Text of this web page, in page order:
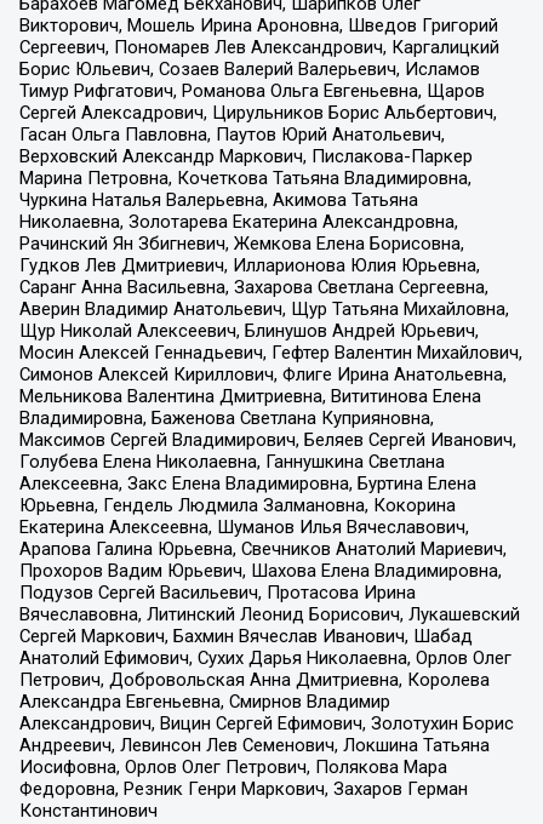
Викторович, Мошель Ирина Ароновна, Шведов Григорий
Сергеевич, Пономарев Лев Александрович, Каргалицкий
Борис Юльевич, Созаев Валерий Валерьевич, Исламов
Тимур Рифгатович, Романова Ольга Евгеньевна, Щаров
Сергей Алексадрович, Цирульников Борис Альбертович,
Гасан Ольга Павловна, Паутов Юрий Анатольевич,
Верховский Александр Маркович, Пислакова-Паркер
Марина Петровна, Кочеткова Татьяна Владимировна,
Чуркина Наталья Валерьевна, Акимова Татьяна
Николаевна, Золотарева Екатерина Александровна,
Рачинский Ян Збигневич, Жемкова Елена Борисовна,
Гудков Лев Дмитриевич, Илларионова Юлия Юрьевна,
Саранг Анна Васильевна, Захарова Светлана Сергеевна,
Аверин Владимир Анатольевич, Щур Татьяна Михайловна,
Щур Николай Алексеевич, Блинушов Андрей Юрьевич,
Мосин Алексей Геннадьевич, Гефтер Валентин Михайлович,
Симонов Алексей Кириллович, Флиге Ирина Анатольевна,
Мельникова Валентина Дмитриевна, Вититинова Елена
Владимировна, Баженова Светлана Куприяновна,
Максимов Сергей Владимирович, Беляев Сергей Иванович,
Голубева Елена Николаевна, Ганнушкина Светлана
Алексеевна, Закс Елена Владимировна, Буртина Елена
Юрьевна, Гендель Людмила Залмановна, Кокорина
Екатерина Алексеевна, Шуманов Илья Вячеславович,
Арапова Галина Юрьевна, Свечников Анатолий Мариевич,
Прохоров Вадим Юрьевич, Шахова Елена Владимировна,
Подузов Сергей Васильевич, Протасова Ирина
Вячеславовна, Литинский Леонид Борисович, Лукашевский
Сергей Маркович, Бахмин Вячеслав Иванович, Шабад
Анатолий Ефимович, Сухих Дарья Николаевна, Орлов Олег
Петрович, Добровольская Анна Дмитриевна, Королева
Александра Евгеньевна, Смирнов Владимир
Александрович, Вицин Сергей Ефимович, Золотухин Борис
Андреевич, Левинсон Лев Семенович, Локшина Татьяна
Иосифовна, Орлов Олег Петрович, Полякова Мара
Федоровна, Резник Генри Маркович, Захаров Герман
Константинович